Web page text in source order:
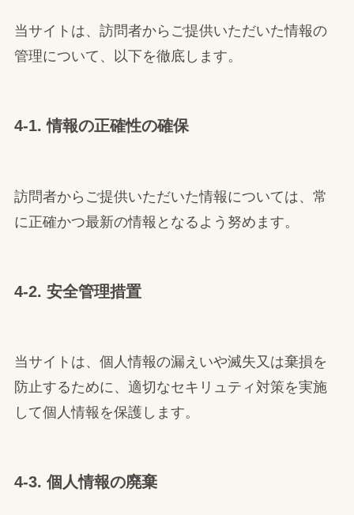
当サイトは、訪問者からご提供いただいた情報の
管理について、以下を徹底します。
4-1. 情報の正確性の確保
訪問者からご提供いただいた情報については、常
に正確かつ最新の情報となるよう努めます。
4-2. 安全管理措置
当サイトは、個人情報の漏えいや滅失又は棄損を
防止するために、適切なセキリュティ対策を実施
して個人情報を保護します。
4-3. 個人情報の廃棄